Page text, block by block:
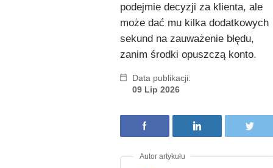
podejmie decyzji za klienta, ale
może dać mu kilka dodatkowych
sekund na zauważenie błędu,
zanim środki opuszczą konto.
Data publikacji:
09 Lip 2026